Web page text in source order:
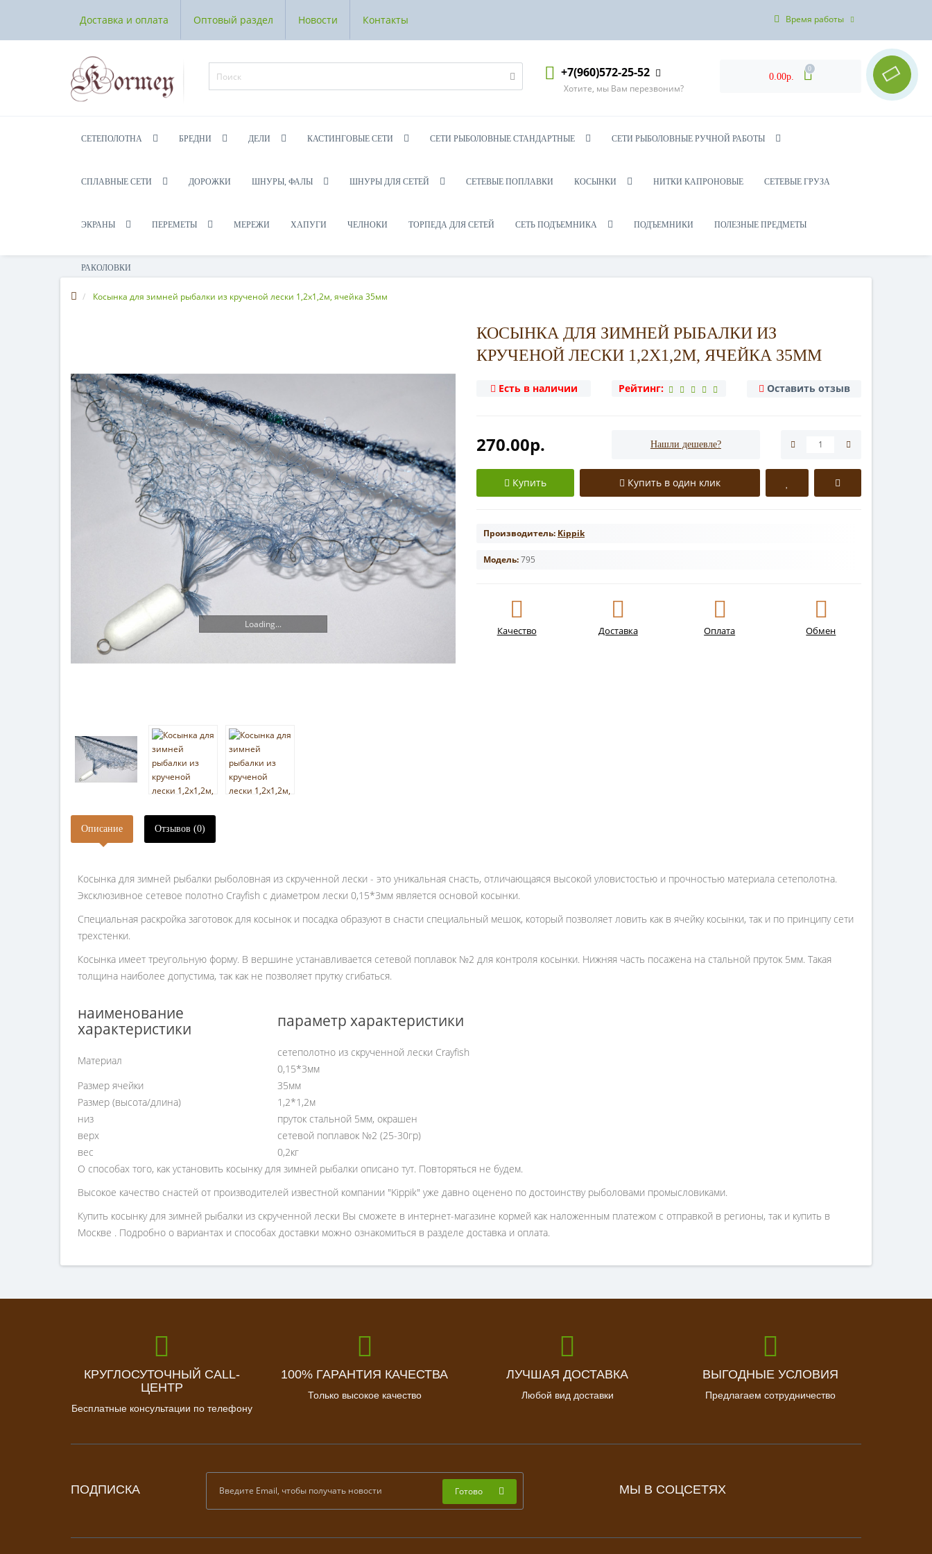
Доставка и оплата Оптовый раздел Новости Контакты Время работы
+7(960)572-25-52
Хотите, мы Вам перезвоним?
0.00р.
0
СЕТЕПОЛОТНА БРЕДНИ ДЕЛИ КАСТИНГОВЫЕ СЕТИ СЕТИ РЫБОЛОВНЫЕ СТАНДАРТНЫЕ СЕТИ РЫБОЛОВНЫЕ РУЧНОЙ РАБОТЫ
СПЛАВНЫЕ СЕТИ ДОРОЖКИ ШНУРЫ, ФАЛЫ ШНУРЫ ДЛЯ СЕТЕЙ СЕТЕВЫЕ ПОПЛАВКИ КОСЫНКИ НИТКИ КАПРОНОВЫЕ СЕТЕВЫЕ ГРУЗА
ЭКРАНЫ ПЕРЕМЕТЫ МЕРЕЖИ ХАПУГИ ЧЕЛНОКИ ТОРПЕДА ДЛЯ СЕТЕЙ СЕТЬ ПОДЪЕМНИКА ПОДЪЕМНИКИ ПОЛЕЗНЫЕ ПРЕДМЕТЫ
РАКОЛОВКИ
Косынка для зимней рыбалки из крученой лески 1,2х1,2м, ячейка 35мм
Loading...
КОСЫНКА ДЛЯ ЗИМНЕЙ РЫБАЛКИ ИЗ
КРУЧЕНОЙ ЛЕСКИ 1,2Х1,2М, ЯЧЕЙКА 35ММ
Есть в наличии Рейтинг: Оставить отзыв
270.00р. Нашли дешевле?
Купить Купить в один клик
Производитель: Kippik
Модель:795
Качество Доставка Оплата Обмен
Описание Отзывов (0)
Косынка для зимней рыбалки рыболовная из скрученной лески - это уникальная снасть, отличающаяся высокой уловистостью и прочностью материала сетеполотна.
Эксклюзивное сетевое полотно Crayfish с диаметром лески 0,15*3мм является основой косынки.
Специальная раскройка заготовок для косынок и посадка образуют в снасти специальный мешок, который позволяет ловить как в ячейку косынки, так и по принципу сети
трехстенки.
Косынка имеет треугольную форму. В вершине устанавливается сетевой поплавок №2 для контроля косынки. Нижняя часть посажена на стальной пруток 5мм. Такая
толщина наиболее допустима, так как не позволяет прутку сгибаться.
наименование
характеристики
параметр характеристики
Материал
сетеполотно из скрученной лески Crayfish
0,15*3мм
Размер ячейки
35мм
Размер (высота/длина)
1,2*1,2м
низ
пруток стальной 5мм, окрашен
верх
сетевой поплавок №2 (25-30гр)
вес
0,2кг
О способах того, как установить косынку для зимней рыбалки описано тут. Повторяться не будем.
Высокое качество снастей от производителей известной компании "Kippik" уже давно оценено по достоинству рыболовами промысловиками.
Купить косынку для зимней рыбалки из скрученной лески Вы сможете в интернет-магазине кормей как наложенным платежом с отправкой в регионы, так и купить в
Москве . Подробно о вариантах и способах доставки можно ознакомиться в разделе доставка и оплата.
КРУГЛОСУТОЧНЫЙ CALL-
ЦЕНТР
Бесплатные консультации по телефону
100% ГАРАНТИЯ КАЧЕСТВА
Только высокое качество
ЛУЧШАЯ ДОСТАВКА
Любой вид доставки
ВЫГОДНЫЕ УСЛОВИЯ
Предлагаем сотрудничество
ПОДПИСКА Готово МЫ В СОЦСЕТЯХ